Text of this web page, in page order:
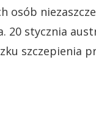
osób
20 stycznia
szczepienia